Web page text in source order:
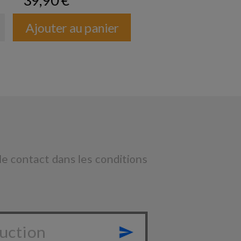
Ajouter au panier
contact dans les conditions
